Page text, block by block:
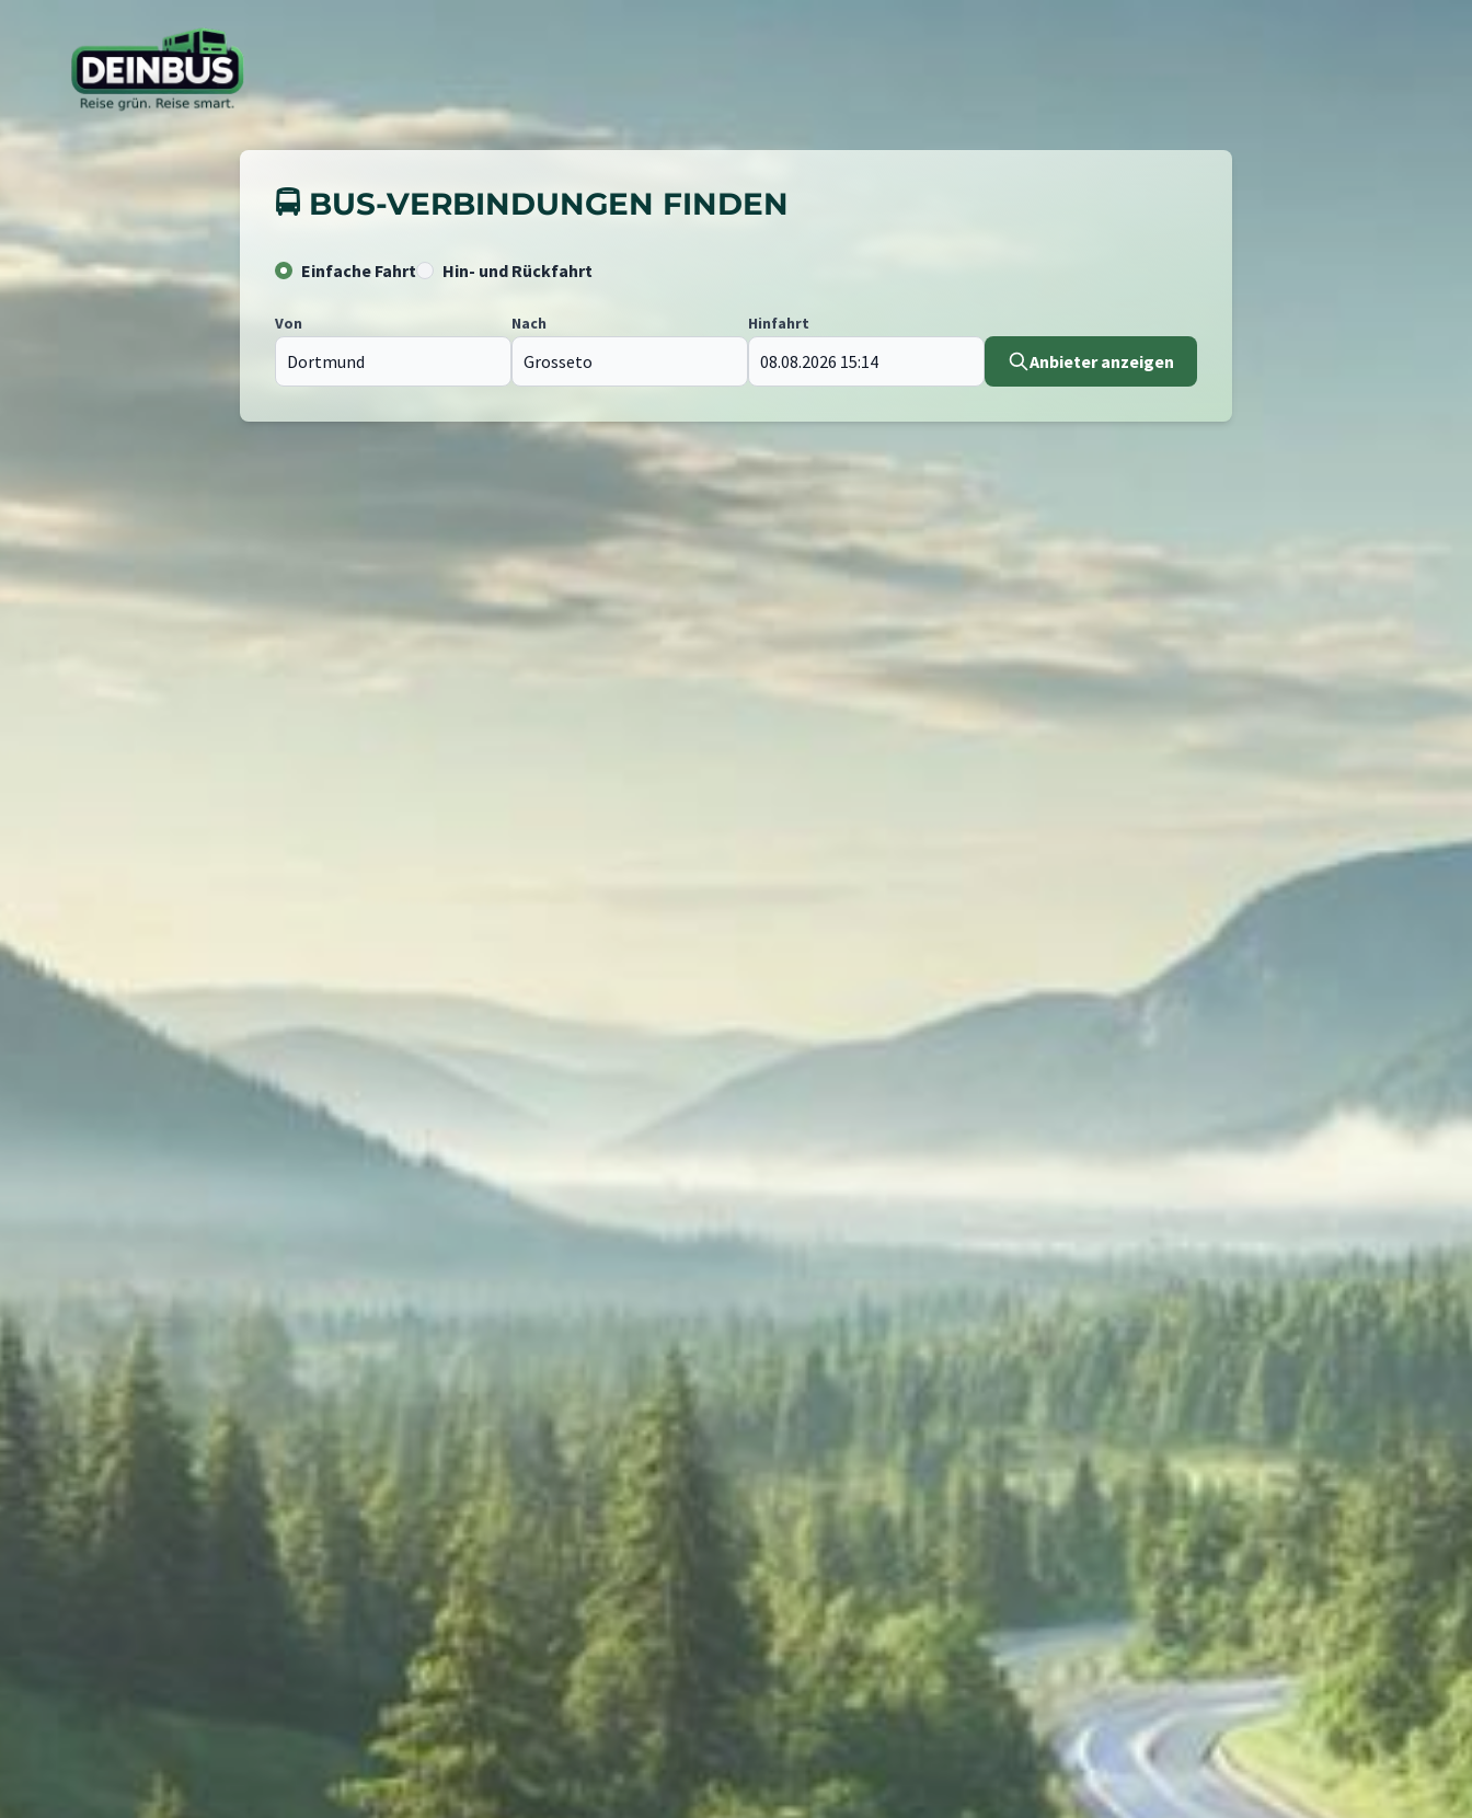
🚍 BUS-VERBINDUNGEN FINDEN
Einfache Fahrt Hin- und Rückfahrt
Von Nach Hinfahrt
Anbieter anzeigen